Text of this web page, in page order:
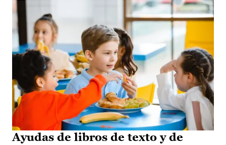
Ayudas de libros de texto y de